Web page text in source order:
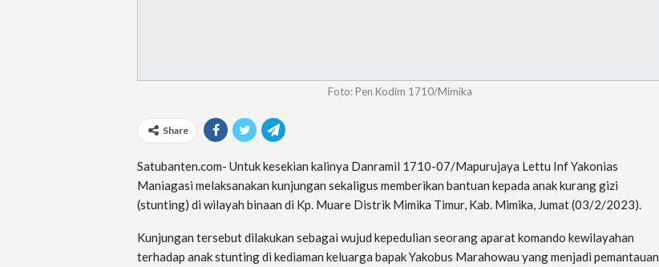
Foto: Pen Kodim 1710/Mimika
Share
Satubanten.com- Untuk kesekian kalinya Danramil 1710-07/Mapurujaya Lettu Inf Yakonias
Maniagasi melaksanakan kunjungan sekaligus memberikan bantuan kepada anak kurang gizi
(stunting) di wilayah binaan di Kp. Muare Distrik Mimika Timur, Kab. Mimika, Jumat (03/2/2023).
Kunjungan tersebut dilakukan sebagai wujud kepedulian seorang aparat komando kewilayahan
terhadap anak stunting di kediaman keluarga bapak Yakobus Marahowau yang menjadi pemantauan